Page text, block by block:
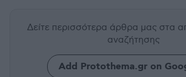
Δείτε περισσότερα άρθρα μας στα
αναζήτησης
Add Protothema.gr on